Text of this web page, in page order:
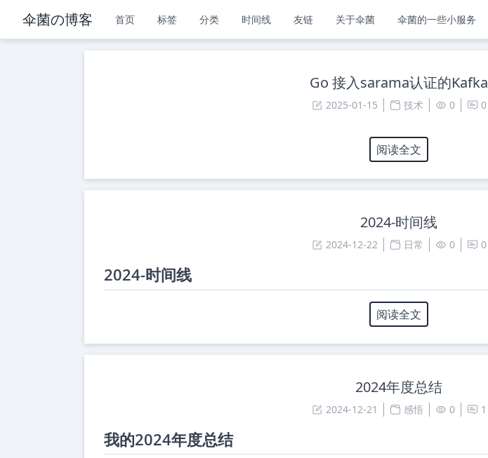
伞菌の博客 首页 标签 分类 时间线 友链 关于伞菌 伞菌的一些小服务
Go 接入sarama认证的Kafka
2025-01-15 技术 0 0
阅读全文
2024-时间线
2024-12-22 日常 0 0
2024-时间线
阅读全文
2024年度总结
2024-12-21 感悟 0 1
我的2024年度总结